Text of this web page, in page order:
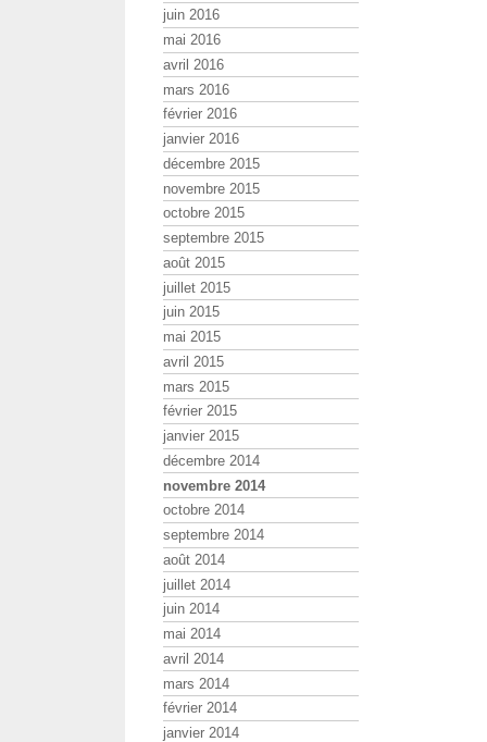
juin 2016
mai 2016
avril 2016
mars 2016
février 2016
janvier 2016
décembre 2015
novembre 2015
octobre 2015
septembre 2015
août 2015
juillet 2015
juin 2015
mai 2015
avril 2015
mars 2015
février 2015
janvier 2015
décembre 2014
novembre 2014
octobre 2014
septembre 2014
août 2014
juillet 2014
juin 2014
mai 2014
avril 2014
mars 2014
février 2014
janvier 2014